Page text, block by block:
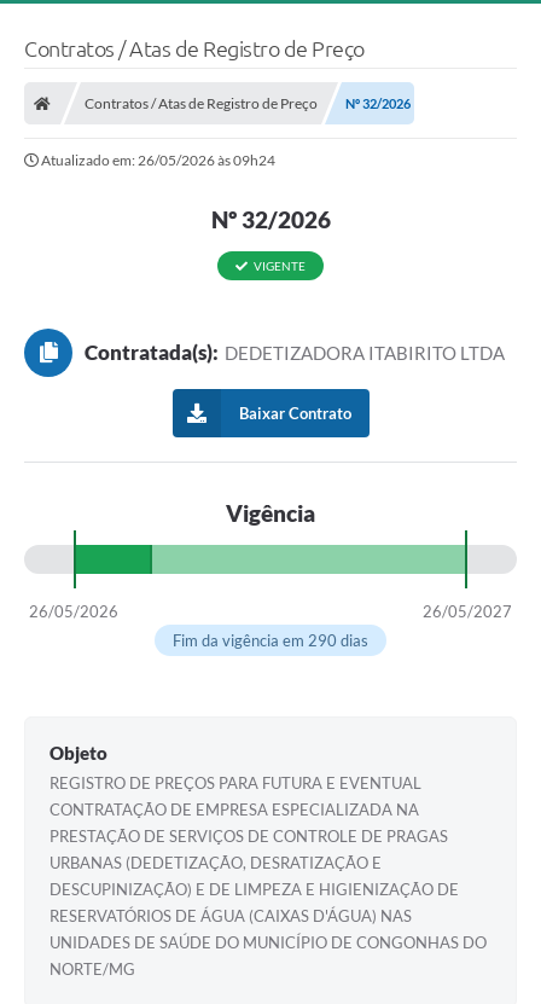
Legislação
Telefones Úteis
Contratos / Atas de Registro de Preço
Contratos / Atas de Registro de Preço Nº 32/2026
Atualizado em: 26/05/2026 às 09h24
Nº 32/2026
VIGENTE
Contratada(s): DEDETIZADORA ITABIRITO LTDA
Baixar Contrato
Vigência
26/05/2026
26/05/2027
Fim da vigência em 290 dias
Objeto
REGISTRO DE PREÇOS PARA FUTURA E EVENTUAL
CONTRATAÇÃO DE EMPRESA ESPECIALIZADA NA
PRESTAÇÃO DE SERVIÇOS DE CONTROLE DE PRAGAS
URBANAS (DEDETIZAÇÃO, DESRATIZAÇÃO E
DESCUPINIZAÇÃO) E DE LIMPEZA E HIGIENIZAÇÃO DE
RESERVATÓRIOS DE ÁGUA (CAIXAS D'ÁGUA) NAS
UNIDADES DE SAÚDE DO MUNICÍPIO DE CONGONHAS DO
NORTE/MG